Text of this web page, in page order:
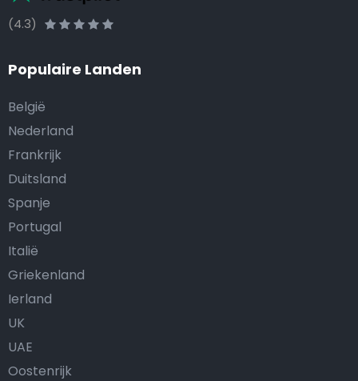
(4.3)
Populaire Landen
België
Nederland
Frankrijk
Duitsland
Spanje
Portugal
Italië
Griekenland
Ierland
UK
UAE
Oostenrijk